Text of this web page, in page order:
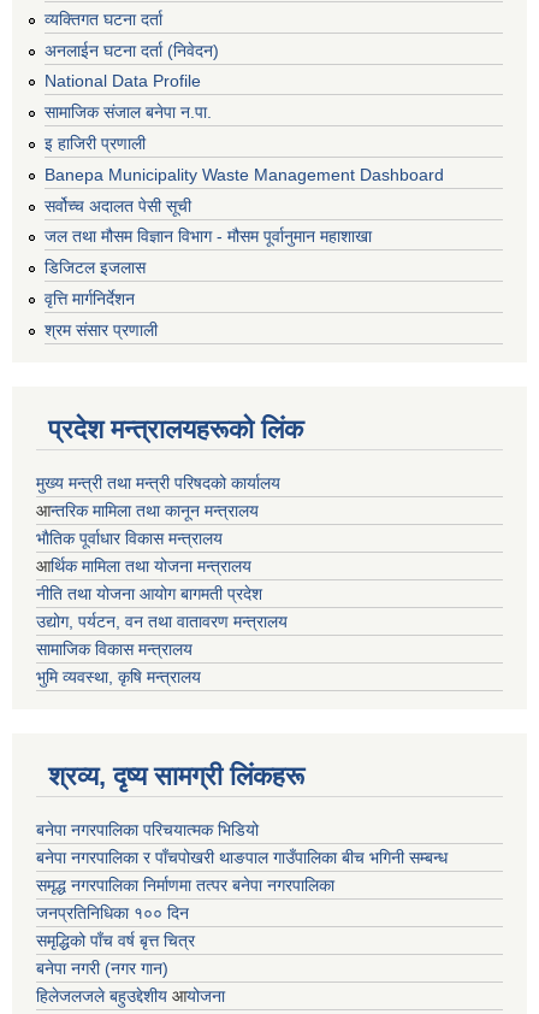
व्यक्तिगत घटना दर्ता
अनलाईन घटना दर्ता (निवेदन)
National Data Profile
सामाजिक संजाल बनेपा न.पा.
इ हाजिरी प्रणाली
Banepa Municipality Waste Management Dashboard
सर्वोच्च अदालत पेसी सूची
जल तथा मौसम विज्ञान विभाग - मौसम पूर्वानुमान महाशाखा
डिजिटल इजलास
वृत्ति मार्गनिर्देशन
श्रम संसार प्रणाली
प्रदेश मन्त्रालयहरूको लिंक
मुख्य मन्त्री तथा मन्त्री परिषदको कार्यालय
आन्तरिक मामिला तथा कानून मन्त्रालय
भाैतिक पूर्वाधार विकास मन्त्रालय
आर्थिक मामिला तथा योजना मन्त्रालय
नीति तथा योजना आयोग बागमती प्रदेश
उद्योग, पर्यटन, वन तथा वातावरण मन्त्रालय
सामाजिक विकास मन्त्रालय
भुमि व्यवस्था, कृषि मन्त्रालय
श्रव्य, दृष्य सामग्री लिंकहरू
बनेपा नगरपालिका परिचयात्मक भिडियो
बनेपा नगरपालिका र पाँचपोखरी थाङपाल गाउँपालिका बीच भगिनी सम्बन्ध
समृद्ध नगरपालिका निर्माणमा तत्पर बनेपा नगरपालिका
जनप्रतिनिधिका १०० दिन
समृद्धिको पाँच वर्ष बृत्त चित्र
बनेपा नगरी (नगर गान)
हिलेजलजले बहुउद्देशीय आयोजना